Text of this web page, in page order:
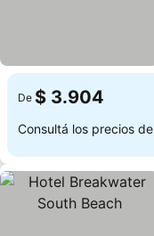
De $ 3.904
Consultá los precios de